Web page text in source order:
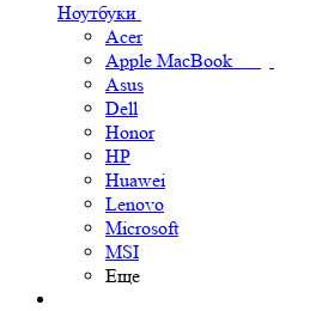
Ноутбуки
Acer
Apple MacBook
Asus
Dell
Honor
HP
Huawei
Lenovo
Microsoft
MSI
Еще